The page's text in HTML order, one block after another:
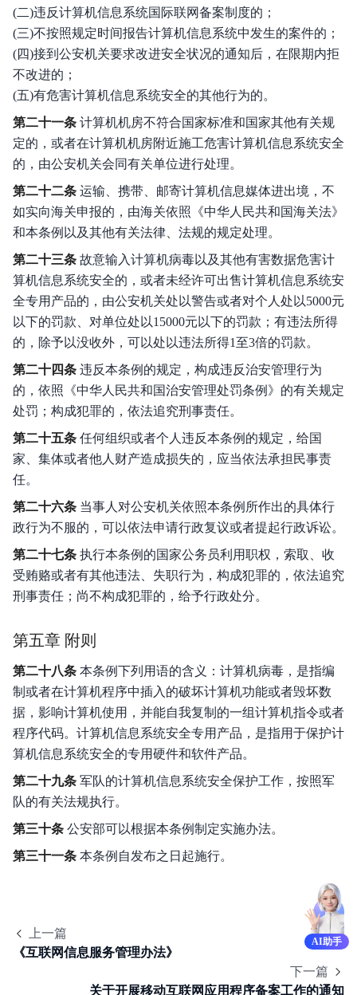
(二)违反计算机信息系统国际联网备案制度的；
(三)不按照规定时间报告计算机信息系统中发生的案件的；
(四)接到公安机关要求改进安全状况的通知后，在限期内拒
不改进的；
(五)有危害计算机信息系统安全的其他行为的。
第二十一条 计算机机房不符合国家标准和国家其他有关规
定的，或者在计算机机房附近施工危害计算机信息系统安全
的，由公安机关会同有关单位进行处理。
第二十二条 运输、携带、邮寄计算机信息媒体进出境，不
如实向海关申报的，由海关依照《中华人民共和国海关法》
和本条例以及其他有关法律、法规的规定处理。
第二十三条 故意输入计算机病毒以及其他有害数据危害计
算机信息系统安全的，或者未经许可出售计算机信息系统安
全专用产品的，由公安机关处以警告或者对个人处以5000元
以下的罚款、对单位处以15000元以下的罚款；有违法所得
的，除予以没收外，可以处以违法所得1至3倍的罚款。
第二十四条 违反本条例的规定，构成违反治安管理行为
的，依照《中华人民共和国治安管理处罚条例》的有关规定
处罚；构成犯罪的，依法追究刑事责任。
第二十五条 任何组织或者个人违反本条例的规定，给国
家、集体或者他人财产造成损失的，应当依法承担民事责
任。
第二十六条 当事人对公安机关依照本条例所作出的具体行
政行为不服的，可以依法申请行政复议或者提起行政诉讼。
第二十七条 执行本条例的国家公务员利用职权，索取、收
受贿赂或者有其他违法、失职行为，构成犯罪的，依法追究
刑事责任；尚不构成犯罪的，给予行政处分。
第五章 附则
第二十八条 本条例下列用语的含义：计算机病毒，是指编
制或者在计算机程序中插入的破坏计算机功能或者毁坏数
据，影响计算机使用，并能自我复制的一组计算机指令或者
程序代码。计算机信息系统安全专用产品，是指用于保护计
算机信息系统安全的专用硬件和软件产品。
第二十九条 军队的计算机信息系统安全保护工作，按照军
队的有关法规执行。
第三十条 公安部可以根据本条例制定实施办法。
第三十一条 本条例自发布之日起施行。
上一篇
《互联网信息服务管理办法》
下一篇
关于开展移动互联网应用程序备案工作的通知
AI助手